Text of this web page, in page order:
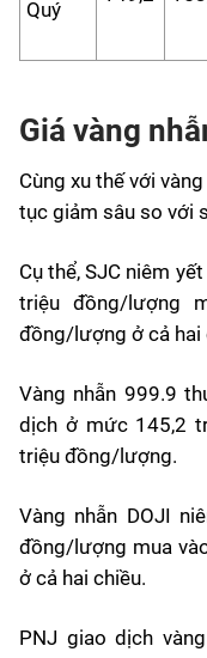
Quý
Giá vàng
Cùng xu thế với
tục giảm sâu so với
Cụ thể, SJC niêm
triệu đồng/lượng
đồng/lượng ở cả hai
Vàng nhẫn 999.9
dịch ở mức 145,2
triệu đồng/lượng.
Vàng nhẫn DOJI
đồng/lượng mua
ở cả hai chiều.
PNJ giao dịch